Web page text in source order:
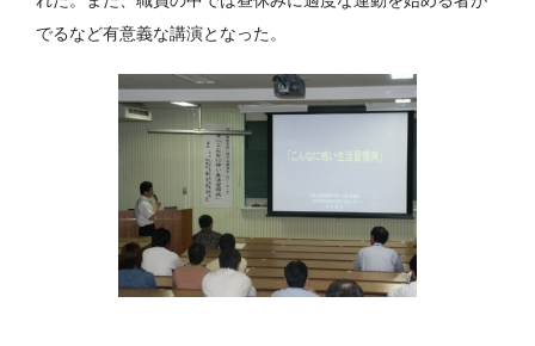
でるなど有意義な講演となった。